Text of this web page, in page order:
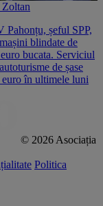
Zoltan
șeful SPP,
blindate de
bucata. Serviciul
de șase
în ultimele luni
© 2026 Asociația
Politica